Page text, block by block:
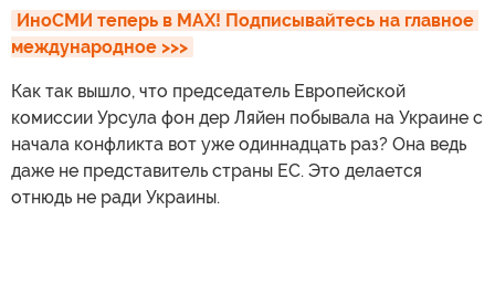
ИноСМИ теперь в MAX! Подписывайтесь на главное
международное >>>
Как так вышло, что председатель Европейской
комиссии Урсула фон дер Ляйен побывала на Украине с
начала конфликта вот уже одиннадцать раз? Она ведь
даже не представитель страны ЕС. Это делается
отнюдь не ради Украины.